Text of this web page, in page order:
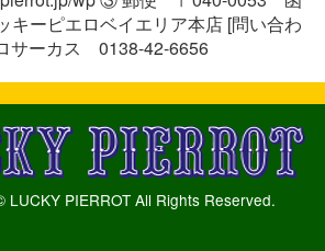
キーピエロベイエリア本店 [問い合わ
サーカス 0138-42-6656
PIERROT All Rights Reserved.